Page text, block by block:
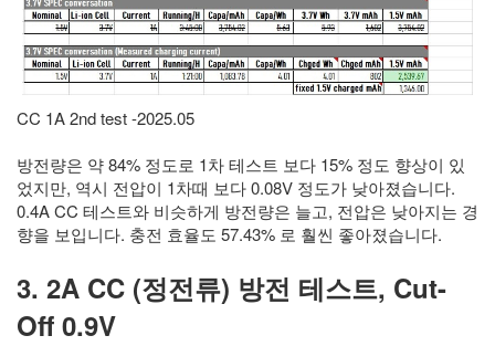
CC 1A 2nd test -2025.05
방전량은 약 84% 정도로 1차 테스트 보다 15% 정도 향상이 있
었지만, 역시 전압이 1차때 보다 0.08V 정도가 낮아졌습니다.
0.4A CC 테스트와 비슷하게 방전량은 늘고, 전압은 낮아지는 경
향을 보입니다. 충전 효율도 57.43% 로 훨씬 좋아졌습니다.
3. 2A CC (정전류) 방전 테스트, Cut-
Off 0.9V